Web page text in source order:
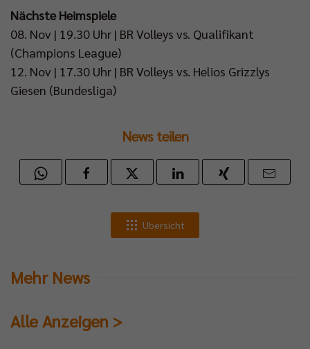
Nächste Heimspiele
08. Nov | 19.30 Uhr | BR Volleys vs. Qualifikant
(Champions League)
12. Nov | 17.30 Uhr | BR Volleys vs. Helios Grizzlys
Giesen (Bundesliga)
News teilen
Übersicht
Mehr News
Alle Anzeigen >